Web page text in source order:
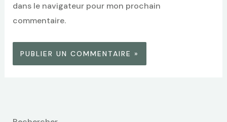
dans le navigateur pour mon prochain
commentaire.